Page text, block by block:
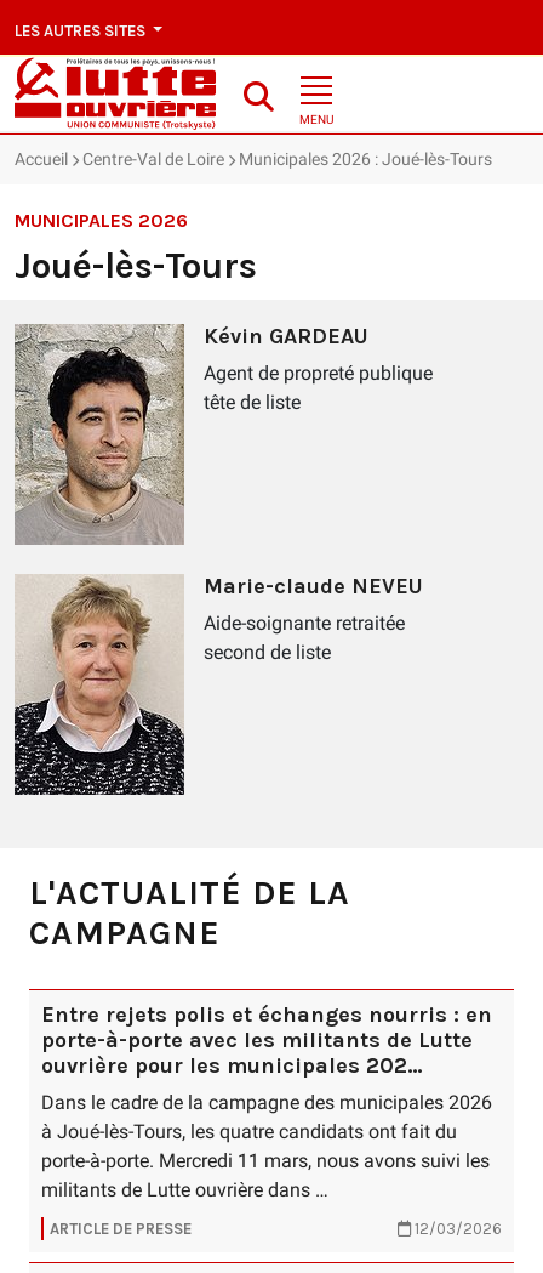
LES AUTRES SITES
MENU
Accueil Centre-Val de Loire Municipales 2026 : Joué-lès-Tours
MUNICIPALES 2026
Joué-lès-Tours
Kévin GARDEAU
Agent de propreté publique
tête de liste
Marie-claude NEVEU
Aide-soignante retraitée
second de liste
L'ACTUALITÉ DE LA
CAMPAGNE
Entre rejets polis et échanges nourris : en
porte-à-porte avec les militants de Lutte
ouvrière pour les municipales 202…
Dans le cadre de la campagne des municipales 2026
à Joué-lès-Tours, les quatre candidats ont fait du
porte-à-porte. Mercredi 11 mars, nous avons suivi les
militants de Lutte ouvrière dans …
ARTICLE DE PRESSE 12/03/2026